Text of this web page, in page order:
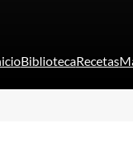
BibliotecaRecetas